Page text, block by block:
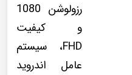
رزولوشن 1080
و کیفیت
FHD، سیستم
عامل اندروید